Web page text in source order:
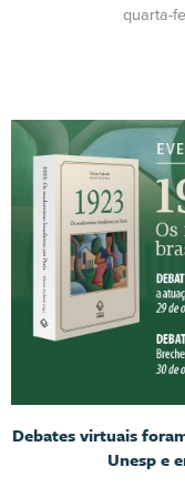
quarta-
Debates virtuais
Unesp e